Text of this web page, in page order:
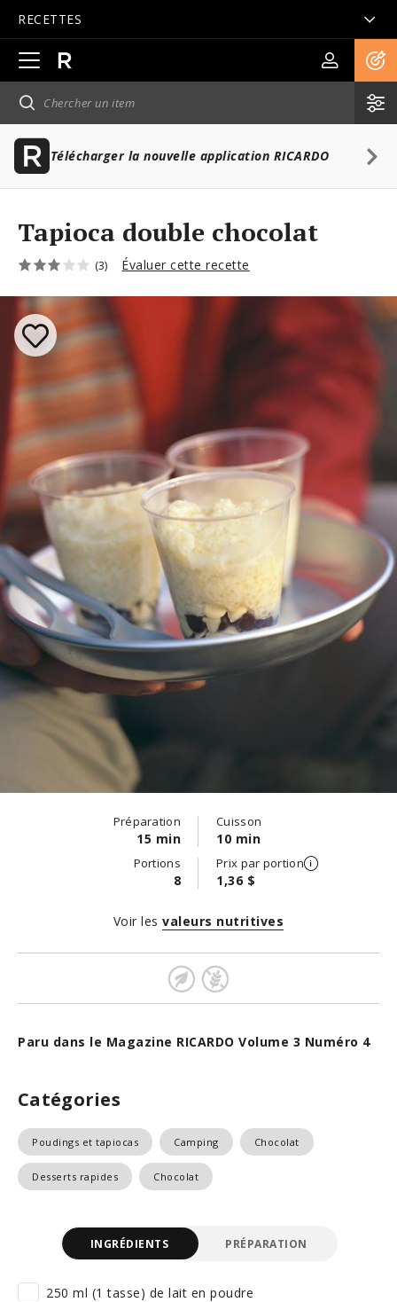
RECETTES
Ouvrir
la
navigation
principale
Télécharger la nouvelle application RICARDO
Tapioca double chocolat
(3) Évaluer cette recette
Préparation
15 min
Cuisson
10 min
Portions
8
Prix par portion
1,36 $
Paru dans le Magazine RICARDO Volume 3 Numéro 4
Voir les valeurs nutritives
Catégories
Poudings et tapiocas Camping Chocolat
Desserts rapides Chocolat
INGRÉDIENTS PRÉPARATION
250 ml (1 tasse) de lait en poudre